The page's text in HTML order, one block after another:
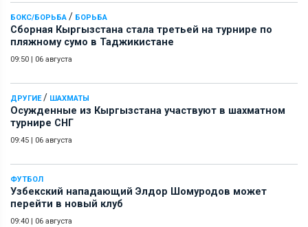
БОКС/БОРЬБА / БОРЬБА
Сборная Кыргызстана стала третьей на турнире по
пляжному сумо в Таджикистане
09:50 06 августа
ДРУГИЕ/ ШАХМАТЫ
Осужденные из Кыргызстана участвуют в шахматном
турнире СНГ
09:45 06 августа
ФУТБОЛ
Узбекский нападающий Элдор Шомуродов может
перейти в новый клуб
09:40 06 августа